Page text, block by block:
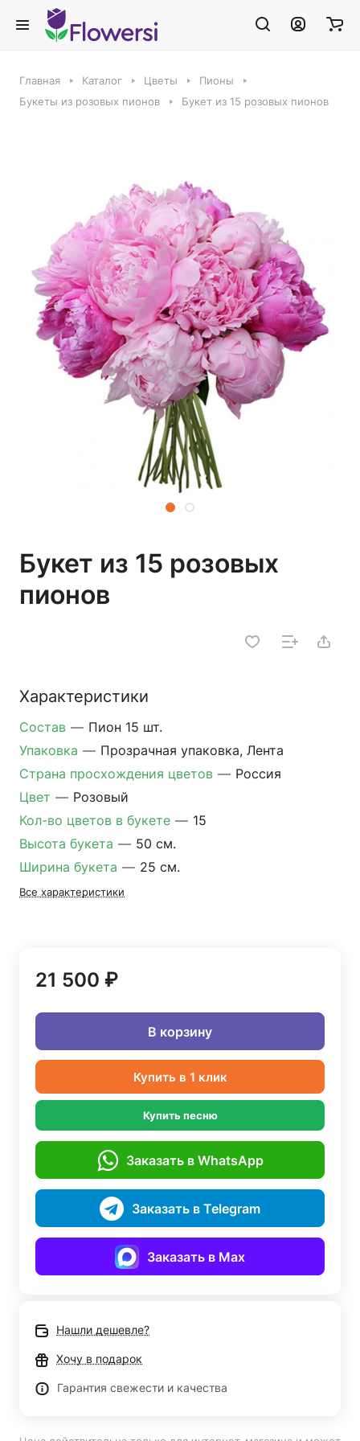
Главная Каталог Цветы
Пионы
Букеты из розовых пионов
Букет из 15 розовых пионов
Букет из 15 розовых
пионов
Характеристики
Состав — Пион 15 шт.
Упаковка — Прозрачная упаковка, Лента
Страна просхождения цветов — Россия
Цвет — Розовый
Кол-во цветов в букете — 15
Высота букета — 50 см.
Ширина букета — 25 см.
Все характеристики
21 500 ₽
В корзину
Купить в 1 клик
Купить песню
Заказать в WhatsApp
Заказать в Telegram
Заказать в Max
Нашли дешевле?
Хочу в подарок
Гарантия свежести и качества